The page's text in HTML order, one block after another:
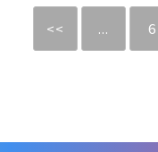
<< ... 6